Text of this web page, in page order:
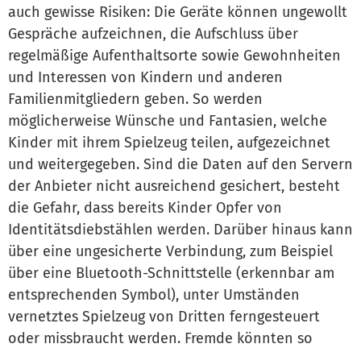
auch gewisse Risiken: Die Geräte können ungewollt
Gespräche aufzeichnen, die Aufschluss über
regelmäßige Aufenthaltsorte sowie Gewohnheiten
und Interessen von Kindern und anderen
Familienmitgliedern geben. So werden
möglicherweise Wünsche und Fantasien, welche
Kinder mit ihrem Spielzeug teilen, aufgezeichnet
und weitergegeben. Sind die Daten auf den Servern
der Anbieter nicht ausreichend gesichert, besteht
die Gefahr, dass bereits Kinder Opfer von
Identitätsdiebstählen werden. Darüber hinaus kann
über eine ungesicherte Verbindung, zum Beispiel
über eine Bluetooth-Schnittstelle (erkennbar am
entsprechenden Symbol), unter Umständen
vernetztes Spielzeug von Dritten ferngesteuert
oder missbraucht werden. Fremde könnten so